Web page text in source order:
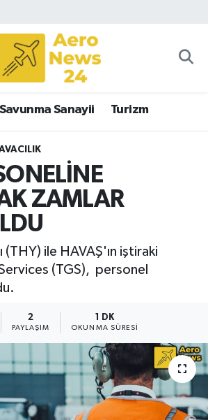
Savunma Sanayii Turizm
ZAMLAR
(THY) ile HAVAŞ'ın iştiraki
(TGS), personel
2
PAYLAŞIM
1 DK
OKUNMA SÜRESI